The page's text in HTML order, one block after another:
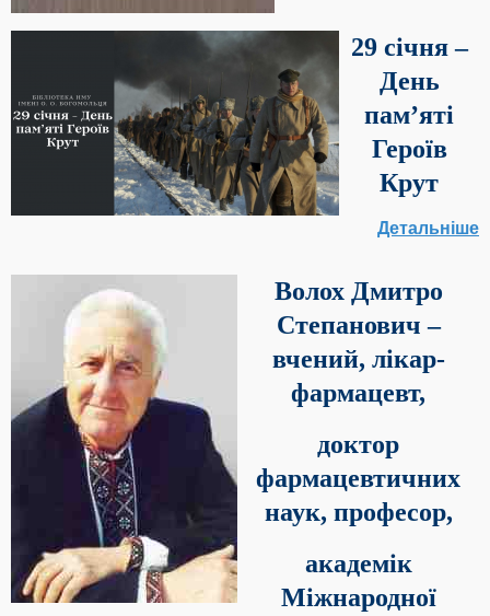
29 січня –
День
пам’яті
Героїв
Крут
Детальніше
Волох Дмитро
Степанович –
вчений, лікар-
фармацевт,
доктор
фармацевтичних
наук, професор,
академік
Міжнародної